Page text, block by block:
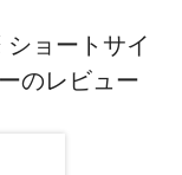
ョートサイ
のレビュー